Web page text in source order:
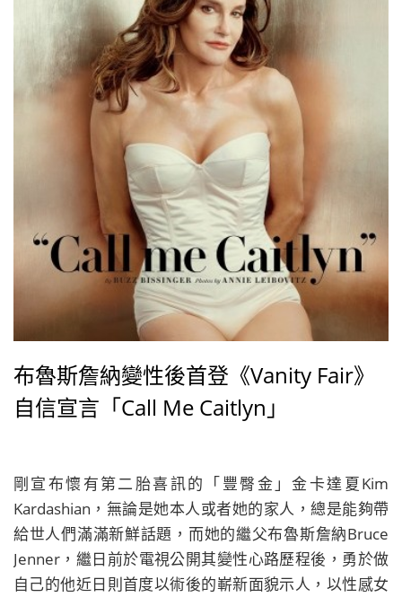
Wrap訪問時，談及自己近來便曾遭受這樣不成文又不尊
重的「年齡歧視」對待，她表示現年37歲的她，被片商
認為無法勝任演出55歲男演員的愛人，原因竟是她「太
老」！
布魯斯詹納變性後首登《Vanity Fair》
自信宣言「Call Me Caitlyn」
剛宣布懷有第二胎喜訊的「豐臀金」金卡達夏Kim
Kardashian，無論是她本人或者她的家人，總是能夠帶
給世人們滿滿新鮮話題，而她的繼父布魯斯詹納Bruce
Jenner，繼日前於電視公開其變性心路歷程後，勇於做
自己的他近日則首度以術後的嶄新面貌示人，以性感女